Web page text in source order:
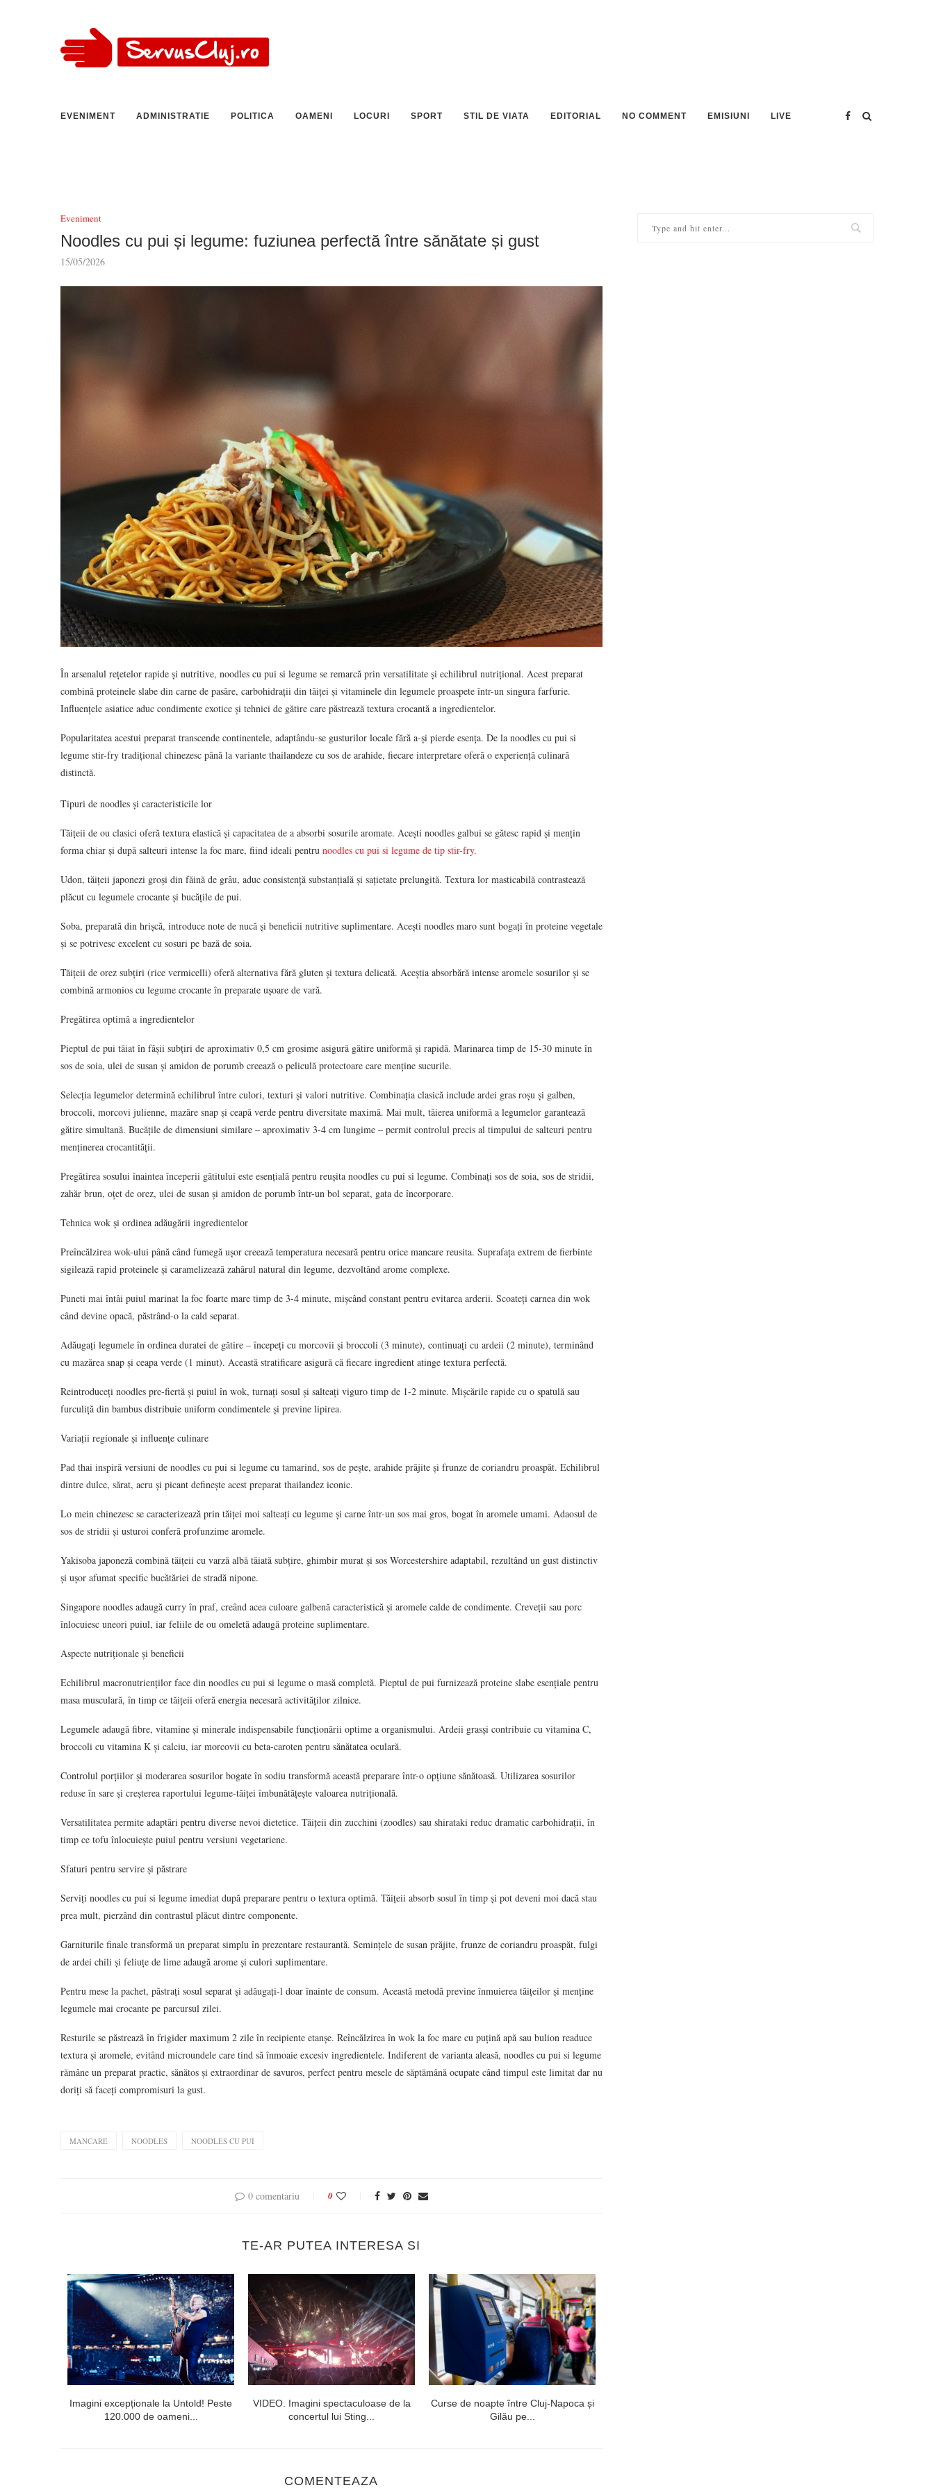
EVENIMENT ADMINISTRATIE POLITICA OAMENI LOCURI SPORT STIL DE VIATA EDITORIAL NO COMMENT EMISIUNI LIVE
Eveniment
Noodles cu pui și legume: fuziunea perfectă între sănătate și gust
15/05/2026
În arsenalul rețetelor rapide și nutritive, noodles cu pui si legume se remarcă prin versatilitate și echilibrul nutrițional. Acest preparat
combină proteinele slabe din carne de pasăre, carbohidrații din tăiței și vitaminele din legumele proaspete într-un singura farfurie.
Influențele asiatice aduc condimente exotice și tehnici de gătire care păstrează textura crocantă a ingredientelor.
Popularitatea acestui preparat transcende continentele, adaptându-se gusturilor locale fără a-și pierde esența. De la noodles cu pui si
legume stir-fry tradițional chinezesc până la variante thailandeze cu sos de arahide, fiecare interpretare oferă o experiență culinară
distinctă.
Tipuri de noodles și caracteristicile lor
Tăițeii de ou clasici oferă textura elastică și capacitatea de a absorbi sosurile aromate. Acești noodles galbui se gătesc rapid și mențin
forma chiar și după salteuri intense la foc mare, fiind ideali pentru noodles cu pui si legume de tip stir-fry.
Udon, tăițeii japonezi groși din făină de grâu, aduc consistență substanțială și sațietate prelungită. Textura lor masticabilă contrastează
plăcut cu legumele crocante și bucățile de pui.
Soba, preparată din hrișcă, introduce note de nucă și beneficii nutritive suplimentare. Acești noodles maro sunt bogați în proteine vegetale
și se potrivesc excelent cu sosuri pe bază de soia.
Tăițeii de orez subțiri (rice vermicelli) oferă alternativa fără gluten și textura delicată. Aceștia absorbără intense aromele sosurilor și se
combină armonios cu legume crocante în preparate ușoare de vară.
Pregătirea optimă a ingredientelor
Pieptul de pui tăiat în fâșii subțiri de aproximativ 0,5 cm grosime asigură gătire uniformă și rapidă. Marinarea timp de 15-30 minute în
sos de soia, ulei de susan și amidon de porumb creează o peliculă protectoare care menține sucurile.
Selecția legumelor determină echilibrul între culori, texturi și valori nutritive. Combinația clasică include ardei gras roșu și galben,
broccoli, morcovi julienne, mazăre snap și ceapă verde pentru diversitate maximă. Mai mult, tăierea uniformă a legumelor garantează
gătire simultană. Bucățile de dimensiuni similare – aproximativ 3-4 cm lungime – permit controlul precis al timpului de salteuri pentru
menținerea crocantității.
Pregătirea sosului înaintea începerii gătitului este esențială pentru reușita noodles cu pui si legume. Combinați sos de soia, sos de stridii,
zahăr brun, oțet de orez, ulei de susan și amidon de porumb într-un bol separat, gata de încorporare.
Tehnica wok și ordinea adăugării ingredientelor
Preîncălzirea wok-ului până când fumegă ușor creează temperatura necesară pentru orice mancare reusita. Suprafața extrem de fierbinte
sigilează rapid proteinele și caramelizează zahărul natural din legume, dezvoltând arome complexe.
Puneti mai întâi puiul marinat la foc foarte mare timp de 3-4 minute, mișcând constant pentru evitarea arderii. Scoateți carnea din wok
când devine opacă, păstrând-o la cald separat.
Adăugați legumele în ordinea duratei de gătire – începeți cu morcovii și broccoli (3 minute), continuați cu ardeii (2 minute), terminând
cu mazărea snap și ceapa verde (1 minut). Această stratificare asigură că fiecare ingredient atinge textura perfectă.
Reintroduceți noodles pre-fiertă și puiul în wok, turnați sosul și salteați viguro timp de 1-2 minute. Mișcările rapide cu o spatulă sau
furculiță din bambus distribuie uniform condimentele și previne lipirea.
Variații regionale și influențe culinare
Pad thai inspiră versiuni de noodles cu pui si legume cu tamarind, sos de pește, arahide prăjite și frunze de coriandru proaspăt. Echilibrul
dintre dulce, sărat, acru și picant definește acest preparat thailandez iconic.
Lo mein chinezesc se caracterizează prin tăiței moi salteați cu legume și carne într-un sos mai gros, bogat în aromele umami. Adaosul de
sos de stridii și usturoi conferă profunzime aromele.
Yakisoba japoneză combină tăițeii cu varză albă tăiată subțire, ghimbir murat și sos Worcestershire adaptabil, rezultând un gust distinctiv
și ușor afumat specific bucătăriei de stradă nipone.
Singapore noodles adaugă curry în praf, creând acea culoare galbenă caracteristică și aromele calde de condimente. Creveții sau porc
înlocuiesc uneori puiul, iar feliile de ou omeletă adaugă proteine suplimentare.
Aspecte nutriționale și beneficii
Echilibrul macronutrienților face din noodles cu pui si legume o masă completă. Pieptul de pui furnizează proteine slabe esențiale pentru
masa musculară, în timp ce tăițeii oferă energia necesară activităților zilnice.
Legumele adaugă fibre, vitamine și minerale indispensabile funcționării optime a organismului. Ardeii grasși contribuie cu vitamina C,
broccoli cu vitamina K și calciu, iar morcovii cu beta-caroten pentru sănătatea oculară.
Controlul porțiilor și moderarea sosurilor bogate în sodiu transformă această preparare într-o opțiune sănătoasă. Utilizarea sosurilor
reduse în sare și creșterea raportului legume-tăiței îmbunătățește valoarea nutrițională.
Versatilitatea permite adaptări pentru diverse nevoi dietetice. Tăițeii din zucchini (zoodles) sau shirataki reduc dramatic carbohidrații, în
timp ce tofu înlocuiește puiul pentru versiuni vegetariene.
Sfaturi pentru servire și păstrare
Serviți noodles cu pui si legume imediat după preparare pentru o textura optimă. Tăițeii absorb sosul în timp și pot deveni moi dacă stau
prea mult, pierzând din contrastul plăcut dintre componente.
Garniturile finale transformă un preparat simplu în prezentare restaurantă. Semințele de susan prăjite, frunze de coriandru proaspăt, fulgi
de ardei chili și feliuțe de lime adaugă arome și culori suplimentare.
Pentru mese la pachet, păstrați sosul separat și adăugați-l doar înainte de consum. Această metodă previne înmuierea tăițeilor și menține
legumele mai crocante pe parcursul zilei.
Resturile se păstrează în frigider maximum 2 zile în recipiente etanșe. Reîncălzirea în wok la foc mare cu puțină apă sau bulion readuce
textura și aromele, evitând microundele care tind să înmoaie excesiv ingredientele. Indiferent de varianta aleasă, noodles cu pui si legume
rămâne un preparat practic, sănătos și extraordinar de savuros, perfect pentru mesele de săptămână ocupate când timpul este limitat dar nu
doriți să faceți compromisuri la gust.
MANCARE NOODLES NOODLES CU PUI
0 comentariu 0
TE-AR PUTEA INTERESA SI
Imagini excepționale la Untold! Peste
120.000 de oameni...
VIDEO. Imagini spectaculoase de la
concertul lui Sting...
Curse de noapte între Cluj-Napoca și
Gilău pe...
COMENTEAZA